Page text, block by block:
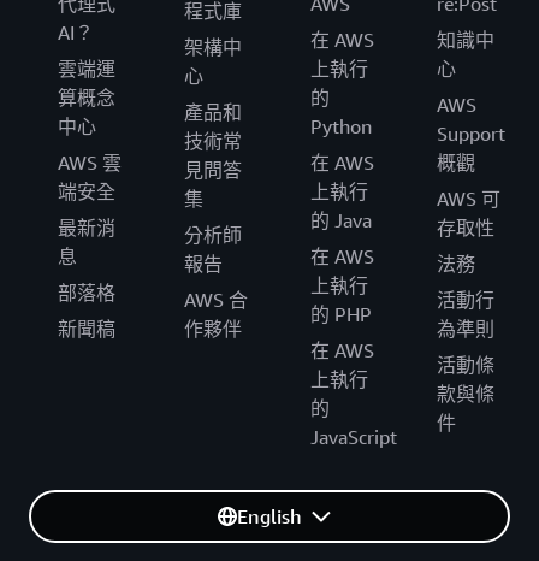
AI？
雲端運
算概念
中心
AWS 雲
端安全
最新消
息
部落格
新聞稿
程式庫
架構中
心
產品和
技術常
見問答
集
分析師
報告
AWS 合
作夥伴
在 AWS
上執行
的
Python
在 AWS
上執行
的 Java
在 AWS
上執行
的 PHP
在 AWS
上執行
的
JavaScript
知識中
心
AWS
Support
概觀
AWS 可
存取性
法務
活動行
為準則
活動條
款與條
件
English